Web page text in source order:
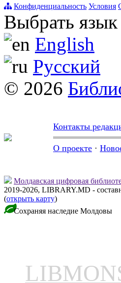
Конфиденциальность Условия
Выбрать язык
English
Русский
© 2026
Контакты
О проекте ·
Молдавская цифровая
2019-2026, LIBRARY.MD -
(открыть карту)
Сохраняя наследие Молдовы